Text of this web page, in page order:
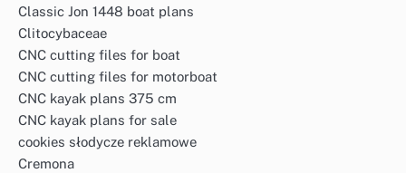
Classic Jon 1448 boat plans
Clitocybaceae
CNC cutting files for boat
CNC cutting files for motorboat
CNC kayak plans 375 cm
CNC kayak plans for sale
cookies słodycze reklamowe
Cremona